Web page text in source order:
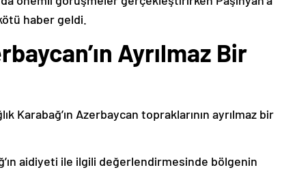
haber geldi.
Ayrılmaz Bir
Karabağ’ın Azerbaycan topraklarının ayrılmaz bir
aidiyeti ile ilgili değerlendirmesinde bölgenin